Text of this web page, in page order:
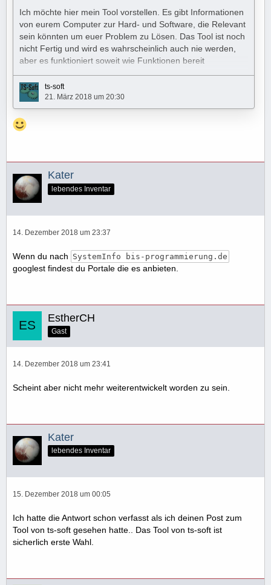
Ich möchte hier mein Tool vorstellen. Es gibt Informationen
von eurem Computer zur Hard- und Software, die Relevant
sein könnten um euer Problem zu Lösen. Das Tool ist noch
nicht Fertig und wird es wahrscheinlich auch nie werden,
aber es funktioniert soweit wie Funktionen bereit
Download:https://workupload.com/file/w9kYh3ck
Achtung: Das Tool enthält keine digitale Signatur, was zu
Problemen mit Smarttools oder ähnlichen Windows-
ts-soft
21. März 2018 um 20:30
Kater
lebendes Inventar
14. Dezember 2018 um 23:37
Wenn du nach SystemInfo bis-programmierung.de
googlest findest du Portale die es anbieten.
EstherCH
Gast
14. Dezember 2018 um 23:41
Scheint aber nicht mehr weiterentwickelt worden zu sein.
Kater
lebendes Inventar
15. Dezember 2018 um 00:05
Ich hatte die Antwort schon verfasst als ich deinen Post zum
Tool von ts-soft gesehen hatte.. Das Tool von ts-soft ist
sicherlich erste Wahl.